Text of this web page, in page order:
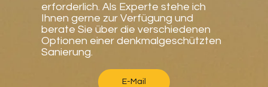
erforderlich. Als Experte stehe ich
Ihnen gerne zur Verfügung und
berate Sie über die verschiedenen
Optionen einer denkmalgeschützten
Sanierung.
E-Mail